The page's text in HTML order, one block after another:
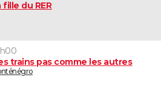
fille du RER
trains pas comme les autres